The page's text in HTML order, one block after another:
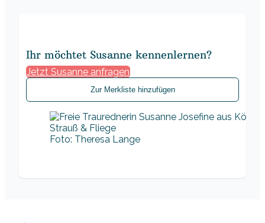
Ihr möchtet Susanne kennenlernen?
Jetzt Susanne anfragen
Zur Merkliste hinzufügen
Foto: Theresa Lange